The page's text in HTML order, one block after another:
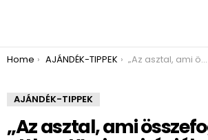
You are here:
Home AJÁNDÉK-TIPPEK „Az asztal, ami összefogja az otthont” – inspirációk az Otthonshop asztal kínálatából
AJÁNDÉK-TIPPEK
„Az asztal, ami